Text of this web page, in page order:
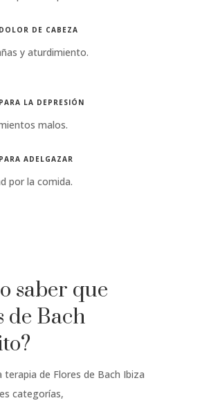
DE CABEZA
y aturdimiento.
LA DEPRESIÓN
malos.
ADELGAZAR
por la comida.
saber que
de Bach
terapia de Flores de Bach Ibiza
categorías,